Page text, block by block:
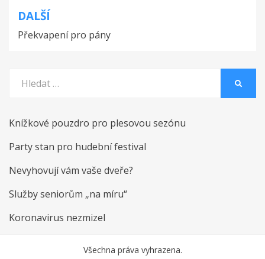
příspěvek
DALŠÍ
Překvapení pro pány
Knížkové pouzdro pro plesovou sezónu
Party stan pro hudební festival
Nevyhovují vám vaše dveře?
Služby seniorům „na míru“
Koronavirus nezmizel
Všechna práva vyhrazena.